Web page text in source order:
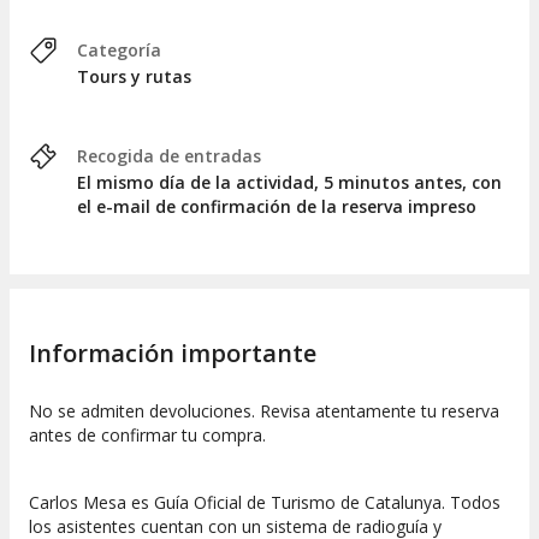
Te recomendamos acudir con calzado cómodo y
una chaqueta para los días de frío.
La ruta arranca puntualmente. Si no te presentas a
la hora indicada, perderás tu plaza.
El centro no responderá al teléfono durante las
Esta actividad requiere un mínimo de asistentes, de
Si no te presentas a la cita, perderás tu reserva.
Si deseas modificar tu reserva deberás hacerlo con
intentemos gestionar tu solicitud.
Categoría
Tours y rutas
Recogida de entradas
El mismo día de la actividad, 5 minutos antes, con
el e-mail de confirmación de la reserva impreso
Información importante
No se admiten devoluciones. Revisa atentamente tu reserva
antes de confirmar tu compra.
Carlos Mesa es Guía Oficial de Turismo de Catalunya. Todos
los asistentes cuentan con un sistema de radioguía y